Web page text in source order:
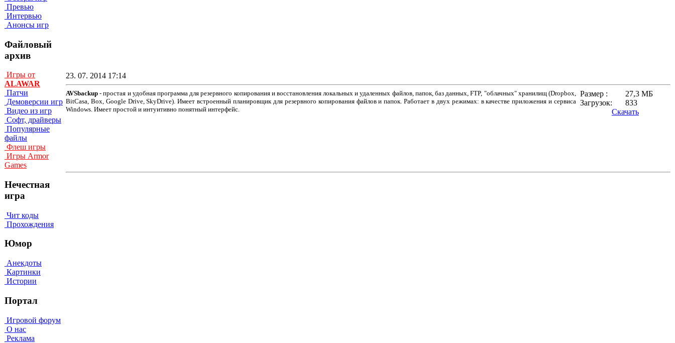
Превью
Интервью
Анонсы игр
Файловый
архив
Игры от
ALAWAR
Патчи
Демоверсии игр
Видео из игр
Софт, драйверы
Популярные
файлы
Флеш игры
Игры Armor
Games
Нечестная
игра
Чит коды
Прохождения
Юмор
Анекдоты
Картинки
Истории
Портал
Игровой форум
О нас
Реклама
23. 07. 2014 17:14
Размер :
27,3 МБ
Загрузок:
833
Скачать
AVSbackup - простая и удобная программа для резервного копирования и восстановления локальных и удаленных файлов, папок, баз данных, FTP, "облачных" хранилищ (Dropbox,
BitCasa, Box, Google Drive, SkyDrive). Имеет встроенный планировщик для резервного копирования файлов и папок. Работает в двух режимах: в качестве приложения и сервиса
Windows. Имеет простой и интуитивно понятный интерфейс.